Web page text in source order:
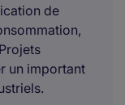
de
un important